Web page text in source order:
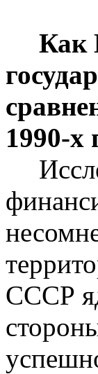
Как
1990-х
СССР